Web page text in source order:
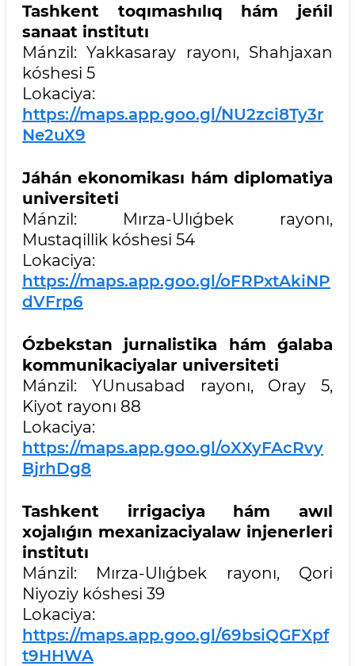
Tashkent toqımashılıq hám jeńil
sanaat institutı
Mánzil: Yakkasaray rayonı, Shahjaxan
kóshesi 5
Lokaciya:
https://maps.app.goo.gl/NU2zci8Ty3r
Ne2uX9
Jáhán ekonomikası hám diplomatiya
universiteti
Mánzil: Mırza-Ulıǵbek rayonı,
Mustaqillik kóshesi 54
Lokaciya:
https://maps.app.goo.gl/oFRPxtAkiNP
dVFrp6
Ózbekstan jurnalistika hám ǵalaba
kommunikaciyalar universiteti
Mánzil: YUnusabad rayonı, Oray 5,
Kiyot rayonı 88
Lokaciya:
https://maps.app.goo.gl/oXXyFAcRvy
BjrhDg8
Tashkent irrigaciya hám awıl
xojalıǵın mexanizaciyalaw injenerleri
institutı
Mánzil: Mırza-Ulıǵbek rayonı, Qori
Niyoziy kóshesi 39
Lokaciya:
https://maps.app.goo.gl/69bsiQGFXpf
t9HHWA